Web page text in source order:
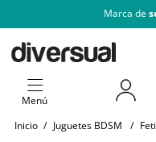
Marca de
Menú
Inicio / Juguetes BDSM /